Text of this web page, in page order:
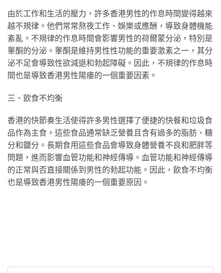
由於工作和生活的壓力，許多香港男性的作息時間變得越來
越不規律。他們常常熬夜工作、娛樂或應酬，導致身體機能
紊亂。不規律的作息時間會影響男性的荷爾蒙分泌，特別是
睾酮的分泌。睾酮是維持男性性功能的重要激素之一，其分
泌不足會導致性欲減退和勃起障礙。因此，不規律的作息時
間也是導致香港男性陽痿的一個重要因素。
三、飲食不均衡
香港的快節奏生活使得許多男性選擇了便捷的快餐和垃圾食
品作為主食。這些食品通常缺乏營養且含有過多的脂肪、糖
分和鹽分。長期食用這些食品會導致身體營養不良和肥胖等
問題，進而影響血管功能和神經傳導。血管功能和神經傳導
的正常與否直接關係到男性的勃起功能。因此，飲食不均衡
也是導致香港男性陽痿的一個重要原因。